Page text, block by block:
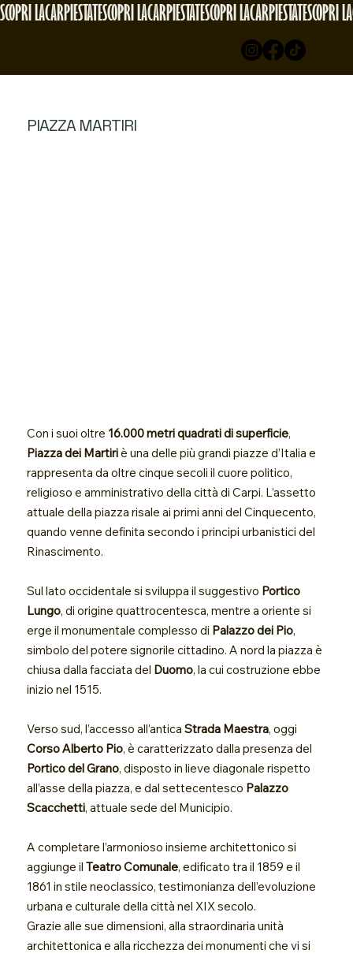
SCOPRI LACARPIESTATE
PIAZZA MARTIRI
Con i suoi oltre 16.000 metri quadrati di superficie,
Piazza dei Martiriè una delle più grandi piazze d’Italia e
rappresenta da oltre cinque secoli il cuore politico,
religioso e amministrativo della città di Carpi. L’assetto
attuale della piazza risale ai primi anni del Cinquecento,
quando venne definita secondo i principi urbanistici del
Rinascimento.
Sul lato occidentale si sviluppa il suggestivo Portico
Lungo, di origine quattrocentesca, mentre a oriente si
erge il monumentale complesso di Palazzo dei Pio,
simbolo del potere signorile cittadino. A nord la piazza è
chiusa dalla facciata del Duomo, la cui costruzione ebbe
inizio nel 1515.
Verso sud, l’accesso all’anticaStrada Maestra, oggi
Corso Alberto Pio, è caratterizzato dalla presenza del
Portico del Grano, disposto in lieve diagonale rispetto
all’asse della piazza, e dal settecentesco Palazzo
Scacchetti, attuale sede del Municipio.
A completare l’armonioso insieme architettonico si
aggiunge ilTeatro Comunale, edificato tra il 1859 e il
1861 in stile neoclassico, testimonianza dell’evoluzione
urbana e culturale della città nel XIX secolo.
Grazie alle sue dimensioni, alla straordinaria unità
architettonica e alla ricchezza dei monumenti che vi si